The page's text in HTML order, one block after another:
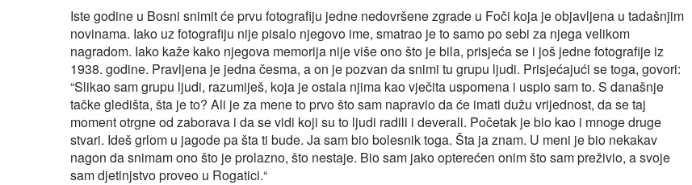
Iste godine u Bosni snimit će prvu fotografiju jedne nedovršene zgrade u Foči koja je objavljena u tadašnjim
novinama. Iako uz fotografiju nije pisalo njegovo ime, smatrao je to samo po sebi za njega velikom
nagradom. Iako kaže kako njegova memorija nije više ono što je bila, prisjeća se i još jedne fotografije iz
1938. godine. Pravljena je jedna česma, a on je pozvan da snimi tu grupu ljudi. Prisjećajući se toga, govori:
“Slikao sam grupu ljudi, razumiješ, koja je ostala njima kao vječita uspomena i uspio sam to. S današnje
tačke gledišta, šta je to? Ali je za mene to prvo što sam napravio da će imati dužu vrijednost, da se taj
moment otrgne od zaborava i da se vidi koji su to ljudi radili i deverali. Početak je bio kao i mnoge druge
stvari. Ideš grlom u jagode pa šta ti bude. Ja sam bio bolesnik toga. Šta ja znam. U meni je bio nekakav
nagon da snimam ono što je prolazno, što nestaje. Bio sam jako opterećen onim što sam preživio, a svoje
sam djetinjstvo proveo u Rogatici.“